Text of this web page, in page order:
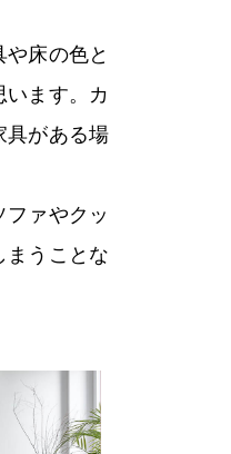
床の色と
ます。カ
具がある場
ァやクッ
まうことな